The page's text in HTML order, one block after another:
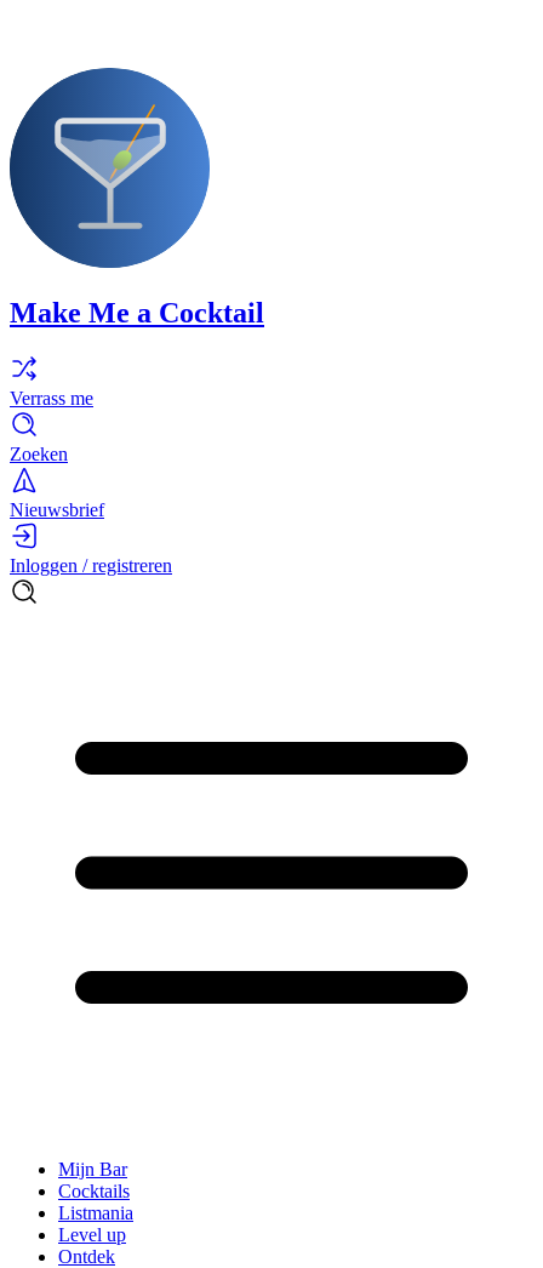
Make Me a Cocktail
Verrass me
Zoeken
Nieuwsbrief
Inloggen / registreren
Mijn Bar
Cocktails
Listmania
Level up
Ontdek